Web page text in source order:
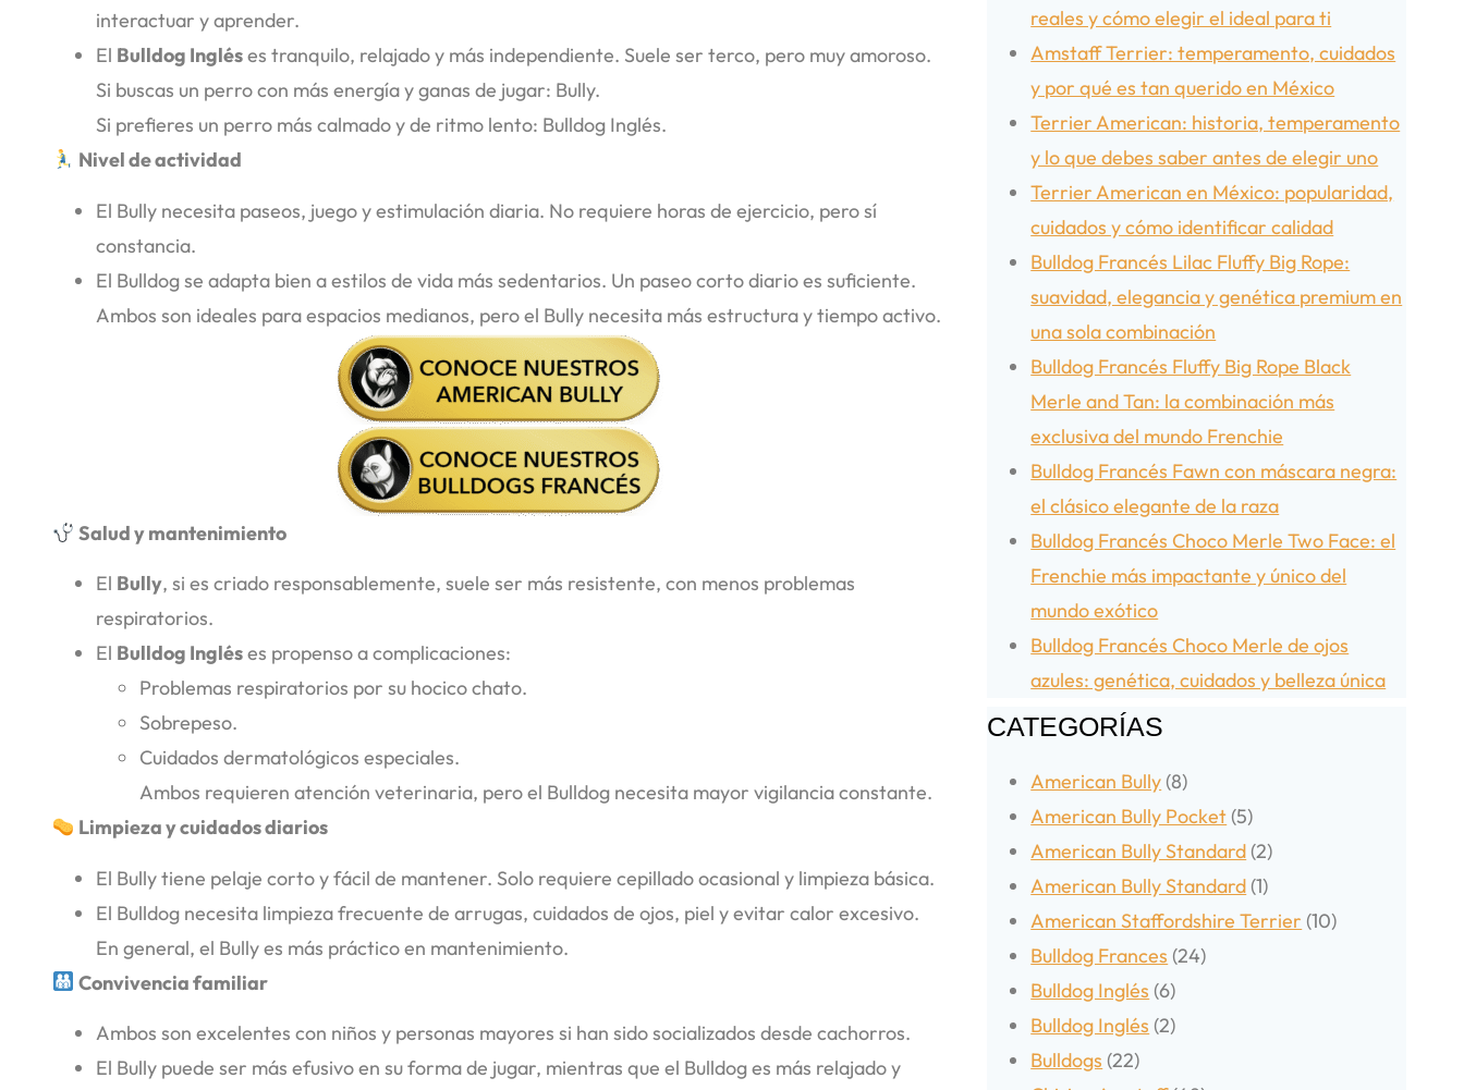
interactuar y aprender.
El Bulldog Ingléses tranquilo, relajado y más independiente. Suele ser terco, pero muy amoroso.
Si buscas un perro con más energía y ganas de jugar: Bully.
Si prefieres un perro más calmado y de ritmo lento: Bulldog Inglés.
Nivel de actividad
El Bully necesita paseos, juego y estimulación diaria. No requiere horas de ejercicio, pero sí
constancia.
El Bulldog se adapta bien a estilos de vida más sedentarios. Un paseo corto diario es suficiente.
Ambos son ideales para espacios medianos, pero el Bully necesita más estructura y tiempo activo.
Salud y mantenimiento
El Bully, si es criado responsablemente, suele ser más resistente, con menos problemas
respiratorios.
El Bulldog Ingléses propenso a complicaciones:
Problemas respiratorios por su hocico chato.
Sobrepeso.
Cuidados dermatológicos especiales.
Ambos requieren atención veterinaria, pero el Bulldog necesita mayor vigilancia constante.
Limpieza y cuidados diarios
El Bully tiene pelaje corto y fácil de mantener. Solo requiere cepillado ocasional y limpieza básica.
El Bulldog necesita limpieza frecuente de arrugas, cuidados de ojos, piel y evitar calor excesivo.
En general, el Bully es más práctico en mantenimiento.
Convivencia familiar
Ambos son excelentes con niños y personas mayores si han sido socializados desde cachorros.
El Bully puede ser más efusivo en su forma de jugar, mientras que el Bulldog es más relajado y
reales y cómo elegir el ideal para ti
Amstaff Terrier: temperamento, cuidados
y por qué es tan querido en México
Terrier American: historia, temperamento
y lo que debes saber antes de elegir uno
Terrier American en México: popularidad,
cuidados y cómo identificar calidad
Bulldog Francés Lilac Fluffy Big Rope:
suavidad, elegancia y genética premium en
una sola combinación
Bulldog Francés Fluffy Big Rope Black
Merle and Tan: la combinación más
exclusiva del mundo Frenchie
Bulldog Francés Fawn con máscara negra:
el clásico elegante de la raza
Bulldog Francés Choco Merle Two Face: el
Frenchie más impactante y único del
mundo exótico
Bulldog Francés Choco Merle de ojos
azules: genética, cuidados y belleza única
CATEGORÍAS
American Bully (8)
American Bully Pocket (5)
American Bully Standard (2)
American Bully Standard (1)
American Staffordshire Terrier (10)
Bulldog Frances (24)
Bulldog Inglés (6)
Bulldog Inglés (2)
Bulldogs (22)